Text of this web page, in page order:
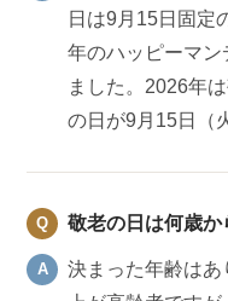
日は9月15日固定
年のハッピーマ
ました。2026年
の日が9月15日（
敬老の日は何歳か
決まった年齢は